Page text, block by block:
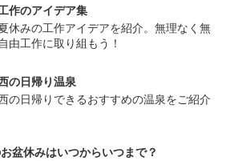
作のアイデア集
休みの工作アイデアを紹介。無理なく無
由工作に取り組もう！
の日帰り温泉
の日帰りできるおすすめの温泉をご紹介
盆休みはいつからいつまで？